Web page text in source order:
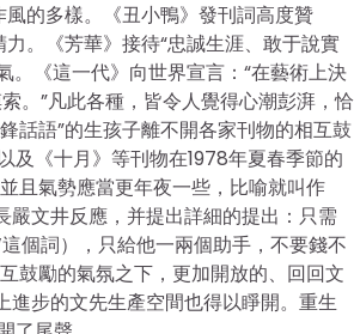
的多樣。《丑小鴨》發刊詞高度贊
。《芳華》接待“忠誠生涯、敢于說實
。《這一代》向世界宣言：“在藝術上決
。”凡此各種，皆令人覺得心潮彭湃，恰
話語”的生孩子離不開各家刊物的相互鼓
及《十月》等刊物在1978年夏春季節的
且氣勢應當更年夜一些，比喻就叫作
嚴文井反應，并提出詳細的提出：只需
個詞），只給他一兩個助手，不要錢不
鼓勵的氣氛之下，更加開放的、回回文
步的文先生產空間也得以睜開。重生